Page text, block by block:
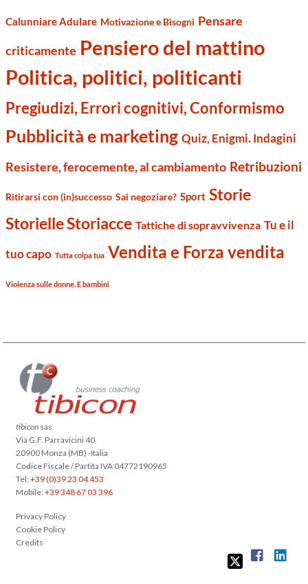
Calunniare Adulare Motivazione e Bisogni Pensare
criticamente Pensiero del mattino
Politica, politici, politicanti
Pregiudizi, Errori cognitivi, Conformismo
Pubblicità e marketing Quiz, Enigmi. Indagini
Resistere, ferocemente, al cambiamento Retribuzioni
Ritirarsi con (in)successo Sai negoziare? Sport Storie
Storielle Storiacce Tattiche di sopravvivenza Tu e il
tuo capo Tutta colpa tua Vendita e Forza vendita
Violenza sulle donne. E bambini
tibicon sas
Via G.F. Parravicini 40
20900 Monza (MB) -Italia
Codice Fiscale / Partita IVA 04772190965
Tel:+39 (0)39 23 04 453
Mobile:+39 348 67 03 396
Privacy Policy
Cookie Policy
Credits